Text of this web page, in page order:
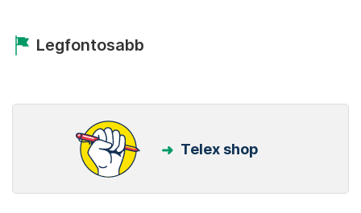
Legfontosabb
Telex shop